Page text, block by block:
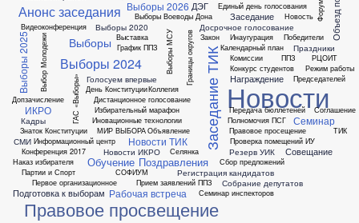
Анонс заседания
Видеоконференция
Выбор Молодежи Выборы
Выборы 2020
Выборы 2024
Выборы 2025
Выборы 2026
Выборы Воеводы Дона
Выборы МСУ
Выставка
ГАС «Выборы» Голосуем впервые Границы округов
График ППЗ
ДЭГ
День Конституции
Дистанционное голосование
Допзачисление
Досрочное голосование
Единый день голосования
Закон
Заседание
Заседание ТИК
Знаток Конституции
ИКРО Избирательный марафон
Инаугурация
Иновационные технологии
Информационный центр
Кадры
Календарный план
Коллегия
Комиссии
Конкурс студентов
Конференция 2017
МИР ВЫБОРА
Награждение
Наказ избирателя
Новости
Новости ИКРО
Новости ТИК
Новость
Обучение
Объявление
ППЗ
Партии и Спорт
Первое организационное
Передача бюллетеней
Победители
Подготовка к выборам
Поздравления
Полномочия ПСГ
Правовое просвещение
Правовое просещение
Праздники
Председателей
Прием заявлений ППЗ
Проверка помещений ИУ
РЦОИТ
Рабочая встреча
Регистрация кандидатов
Режим работы
Резерв УИК
СМИ
СОФИУМ
Сбор предложений
Селянка
Семинар
Семинар инспекторов
Собрание депутатов
Совещание
Соглашение
ТИК
Форум